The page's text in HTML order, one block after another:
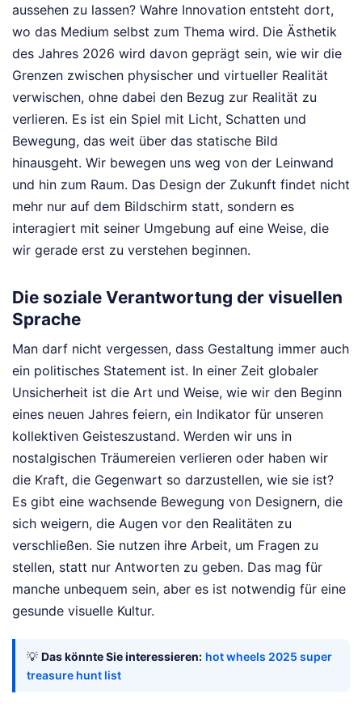
aussehen zu lassen? Wahre Innovation entsteht dort,
wo das Medium selbst zum Thema wird. Die Ästhetik
des Jahres 2026 wird davon geprägt sein, wie wir die
Grenzen zwischen physischer und virtueller Realität
verwischen, ohne dabei den Bezug zur Realität zu
verlieren. Es ist ein Spiel mit Licht, Schatten und
Bewegung, das weit über das statische Bild
hinausgeht. Wir bewegen uns weg von der Leinwand
und hin zum Raum. Das Design der Zukunft findet nicht
mehr nur auf dem Bildschirm statt, sondern es
interagiert mit seiner Umgebung auf eine Weise, die
wir gerade erst zu verstehen beginnen.
Die soziale Verantwortung der visuellen
Sprache
Man darf nicht vergessen, dass Gestaltung immer auch
ein politisches Statement ist. In einer Zeit globaler
Unsicherheit ist die Art und Weise, wie wir den Beginn
eines neuen Jahres feiern, ein Indikator für unseren
kollektiven Geisteszustand. Werden wir uns in
nostalgischen Träumereien verlieren oder haben wir
die Kraft, die Gegenwart so darzustellen, wie sie ist?
Es gibt eine wachsende Bewegung von Designern, die
sich weigern, die Augen vor den Realitäten zu
verschließen. Sie nutzen ihre Arbeit, um Fragen zu
stellen, statt nur Antworten zu geben. Das mag für
manche unbequem sein, aber es ist notwendig für eine
gesunde visuelle Kultur.
💡 Das könnte Sie interessieren: hot wheels 2025 super
treasure hunt list